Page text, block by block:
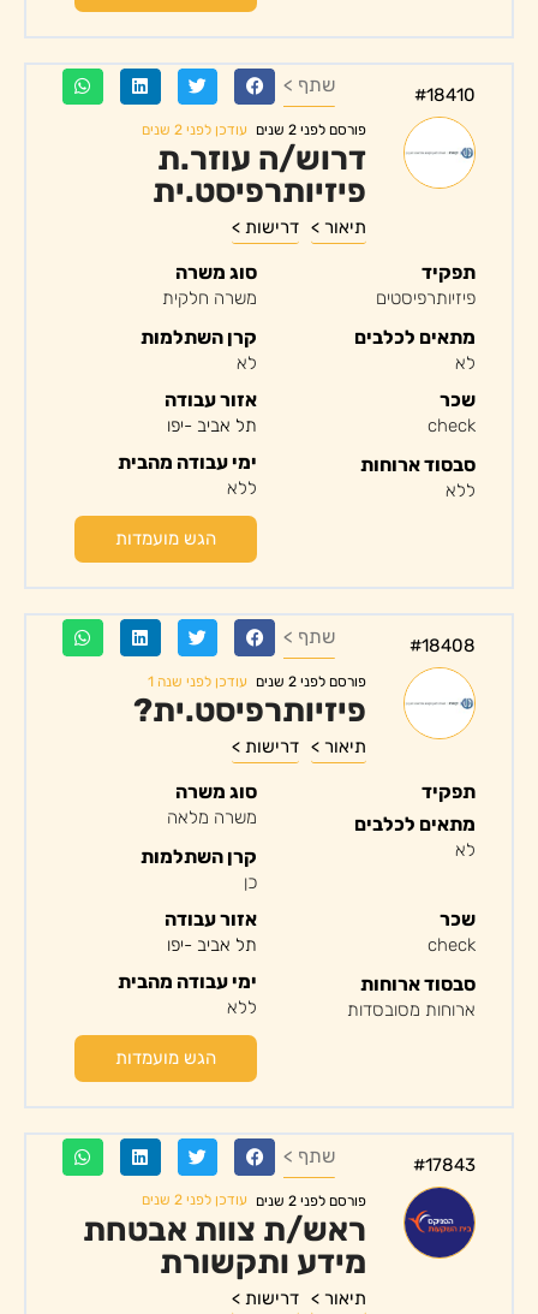
#18410 שתף >
פורסם לפני 2 שנים עודכן לפני 2 שנים
דרוש/ה עוזר.ת
פיזיותרפיסט.ית
תיאור > דרישות >
תפקיד
פיזיותרפיסטים
מתאים לכלבים
לא
סוג משרה
משרה חלקית
קרן השתלמות
לא
שכר
check
סבסוד ארוחות
ללא
אזור עבודה
תל אביב -יפו
ימי עבודה מהבית
ללא
הגש מועמדות
#18408 שתף >
פורסם לפני 2 שנים עודכן לפני שנה 1
פיזיותרפיסט.ית?
תיאור > דרישות >
תפקיד
מתאים לכלבים
לא
סוג משרה
משרה מלאה
קרן השתלמות
כן
שכר
check
סבסוד ארוחות
ארוחות מסובסדות
אזור עבודה
תל אביב -יפו
ימי עבודה מהבית
ללא
הגש מועמדות
#17843 שתף >
פורסם לפני 2 שנים עודכן לפני 2 שנים
ראש/ת צוות אבטחת
מידע ותקשורת
תיאור > דרישות >